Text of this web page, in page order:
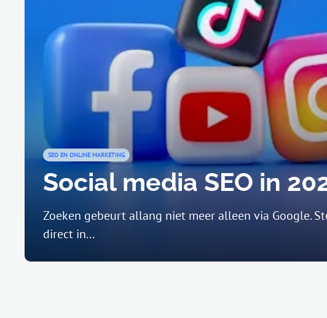
SEO EN ONLINE MARKETING
Social media SEO in
Zoeken gebeurt allang niet meer alleen via Google.
direct in...